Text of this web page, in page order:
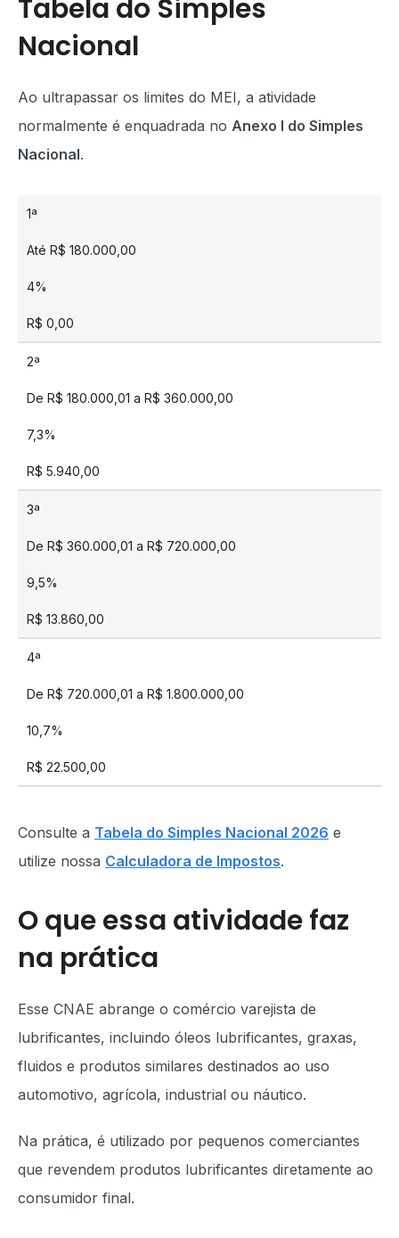
Tabela do Simples
Nacional
Ao ultrapassar os limites do MEI, a atividade
normalmente é enquadrada no Anexo I do Simples
Nacional.
1ª
Até R$ 180.000,00
4%
R$ 0,00
2ª
De R$ 180.000,01 a R$ 360.000,00
7,3%
R$ 5.940,00
3ª
De R$ 360.000,01 a R$ 720.000,00
9,5%
R$ 13.860,00
4ª
De R$ 720.000,01 a R$ 1.800.000,00
10,7%
R$ 22.500,00
Consulte a Tabela do Simples Nacional 2026 e
utilize nossa Calculadora de Impostos.
O que essa atividade faz
na prática
Esse CNAE abrange o comércio varejista de
lubrificantes, incluindo óleos lubrificantes, graxas,
fluidos e produtos similares destinados ao uso
automotivo, agrícola, industrial ou náutico.
Na prática, é utilizado por pequenos comerciantes
que revendem produtos lubrificantes diretamente ao
consumidor final.